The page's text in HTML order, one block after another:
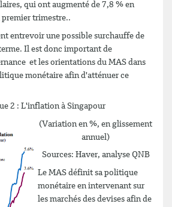
qui ont augmenté de 7,8 % en
premier trimestre..
entrevoir une possible surchauffe de
Il est donc important de
et les orientations du MAS dans
monétaire afin d'atténuer ce
2 : L'inflation à Singapour
(Variation en %, en glissement
annuel)
Sources: Haver, analyse QNB
Le MAS définit sa politique
monétaire en intervenant sur
les marchés des devises afin de